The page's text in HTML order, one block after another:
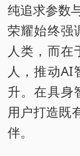
纯追求参数
荣耀始终强
人类，而
人，推动AI
升。在具身
用户打造既
伴。